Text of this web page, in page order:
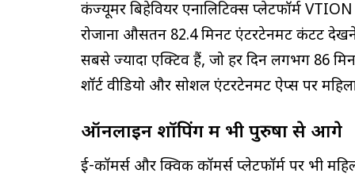
कंज्यूमर बिहेवियर एनालिटिक्स प्लेटफॉर्म
रोजाना औसतन 82.4 मिनट एंटरटेनमेंट कंटेंट देखने
सबसे ज्यादा एक्टिव हैं, जो हर दिन लगभग 86
शॉर्ट वीडियो और सोशल एंटरटेनमेंट ऐप्स पर
ऑनलाइन शॉपिंग में भी पुरुषों से आगे
ई-कॉमर्स और क्विक कॉमर्स प्लेटफॉर्म पर भी